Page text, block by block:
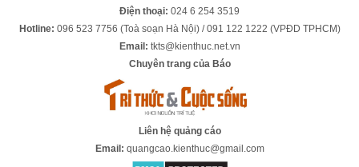
Điện thoại: 024 6 254 3519
Hotline: 096 523 7756 (Toà soạn Hà Nội) / 091 122 1222 (VPĐD TPHCM)
Email: tkts@kienthuc.net.vn
Chuyên trang của Báo
Liên hệ quảng cáo
Email: quangcao.kienthuc@gmail.com